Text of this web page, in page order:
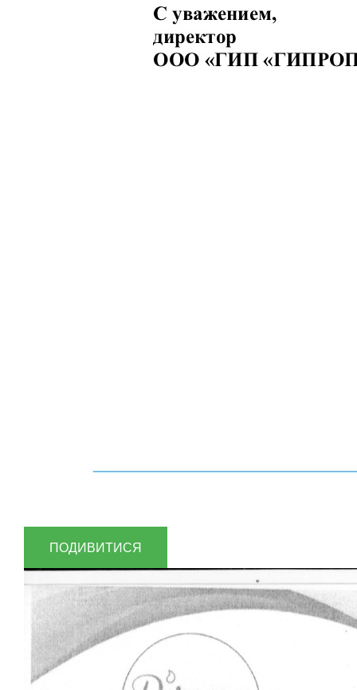
ПОДИВИТИСЯ